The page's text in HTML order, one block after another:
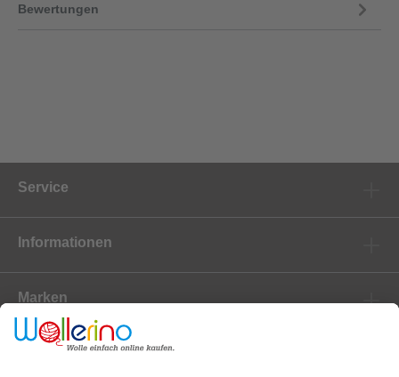
Bewertungen
Service
Informationen
Marken
Newsletter